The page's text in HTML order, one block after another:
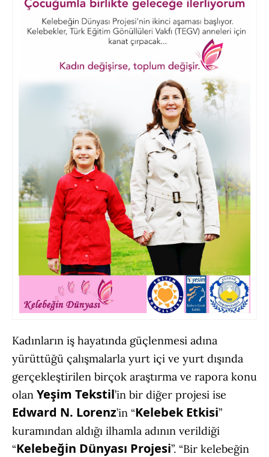
Kadınların iş hayatında güçlenmesi adına
yürüttüğü çalışmalarla yurt içi ve yurt dışında
gerçekleştirilen birçok araştırma ve rapora konu
olan Yeşim Tekstil’in bir diğer projesi ise
Edward N. Lorenz’in “Kelebek Etkisi”
kuramından aldığı ilhamla adının verildiği
“Kelebeğin Dünyası Projesi”. “Bir kelebeğin